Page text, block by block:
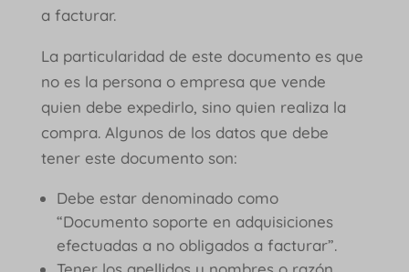
a facturar.
La particularidad de este documento es que
no es la persona o empresa que vende
quien debe expedirlo, sino quien realiza la
compra. Algunos de los datos que debe
tener este documento son:
Debe estar denominado como
“Documento soporte en adquisiciones
efectuadas a no obligados a facturar”.